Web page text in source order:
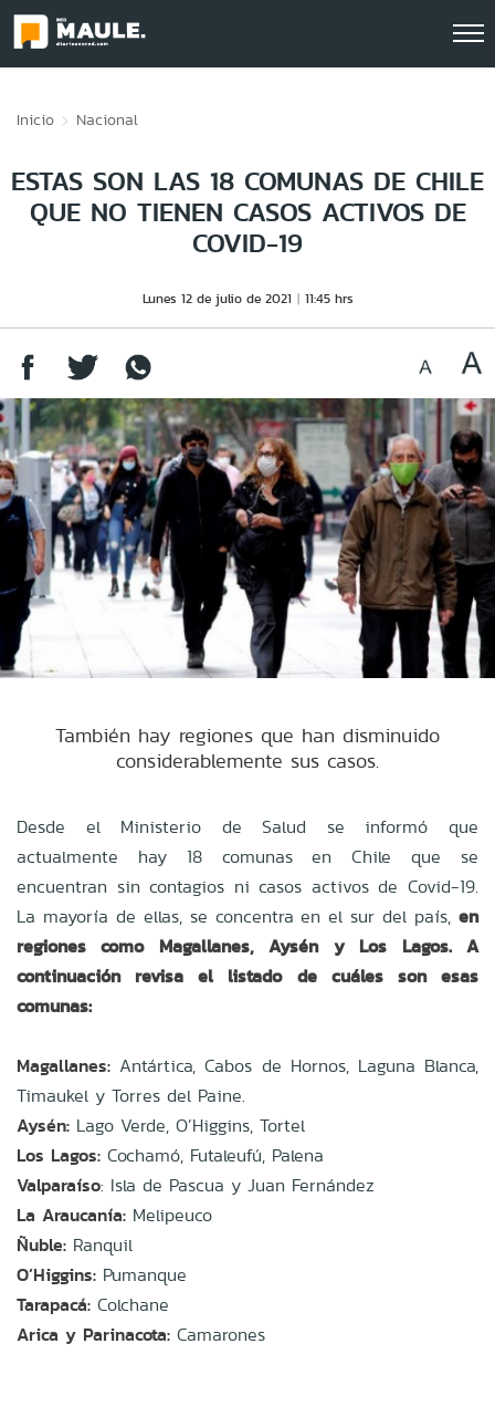
Inicio Nacional
ESTAS SON LAS 18 COMUNAS DE CHILE
QUE NO TIENEN CASOS ACTIVOS DE
COVID-19
Lunes 12 de julio de 2021 11:45 hrs
También hay regiones que han disminuido
considerablemente sus casos.
Desde el Ministerio de Salud se informó que
actualmente hay 18 comunas en Chile que se
encuentran sin contagios ni casos activos de Covid-19.
La mayoría de ellas, se concentra en el sur del país, en
regiones como Magallanes, Aysén y Los Lagos. A
continuación revisa el listado de cuáles son esas
comunas:
Magallanes: Antártica, Cabos de Hornos, Laguna Blanca,
Timaukel y Torres del Paine.
Aysén: Lago Verde, O’Higgins, Tortel
Los Lagos: Cochamó, Futaleufú, Palena
Valparaíso: Isla de Pascua y Juan Fernández
La Araucanía: Melipeuco
Ñuble: Ranquil
O’Higgins: Pumanque
Tarapacá: Colchane
Arica y Parinacota: Camarones